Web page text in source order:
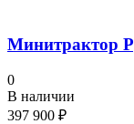
Минитрактор
0
В наличии
397 900 ₽